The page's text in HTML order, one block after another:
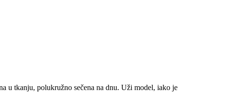
u tkanju, polukružno sečena na dnu. Uži model, iako je